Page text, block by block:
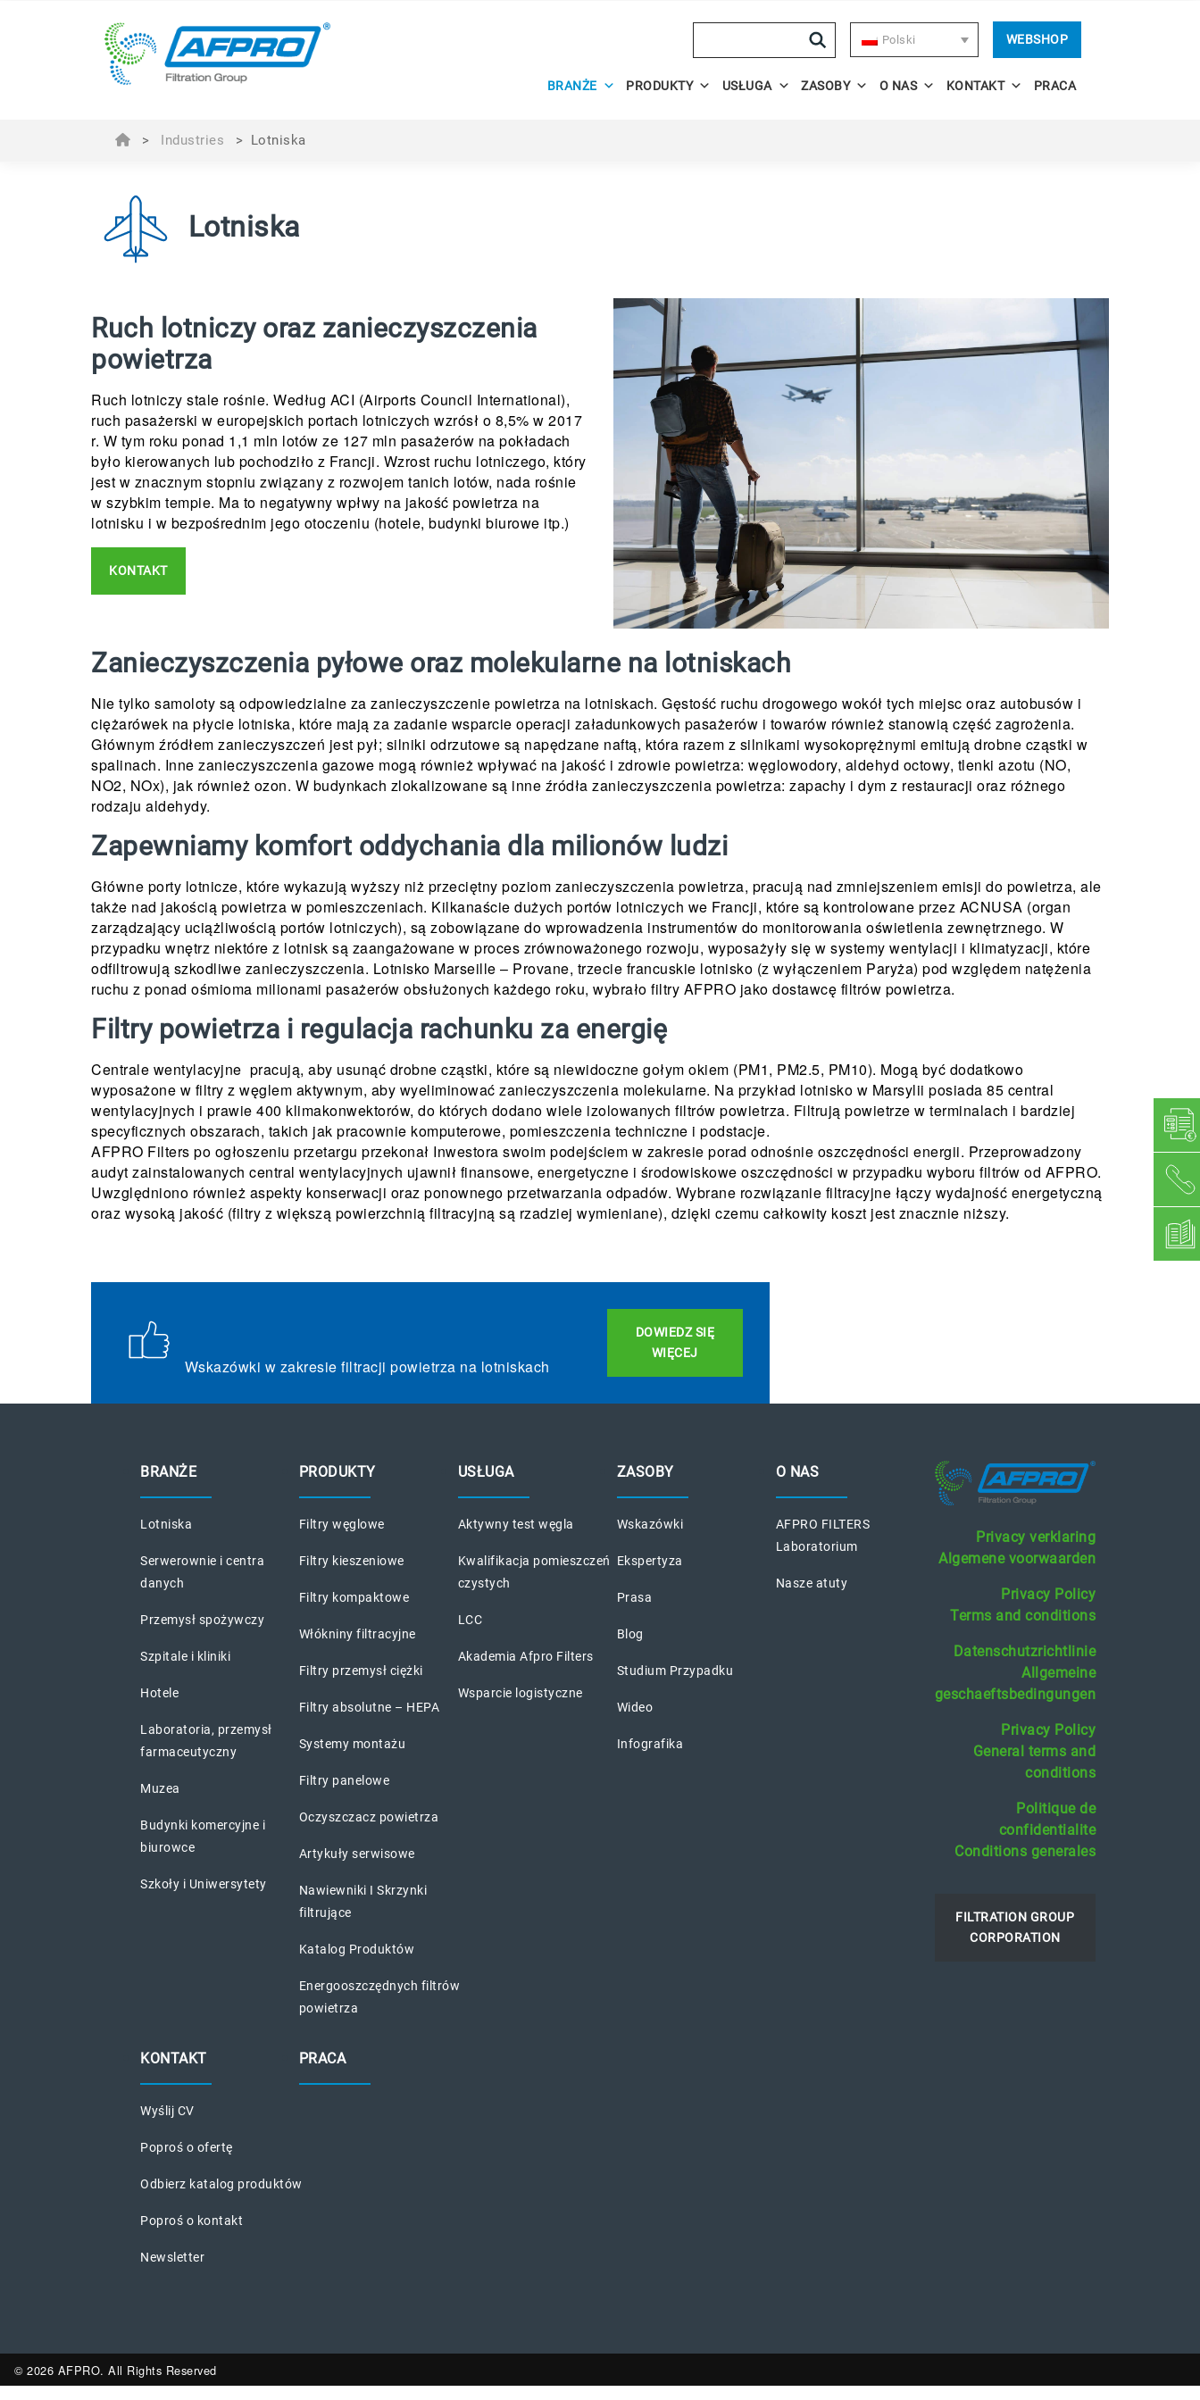
Polski WEBSHOP
BRANŻE PRODUKTY USŁUGA ZASOBY O NAS KONTAKT PRACA
> Industries > Lotniska
Lotniska
Ruch lotniczy oraz zanieczyszczenia
powietrza
Ruch lotniczy stale rośnie. Według ACI (Airports Council International),
ruch pasażerski w europejskich portach lotniczych wzrósł o 8,5% w 2017
r. W tym roku ponad 1,1 mln lotów ze 127 mln pasażerów na pokładach
było kierowanych lub pochodziło z Francji. Wzrost ruchu lotniczego, który
jest w znacznym stopniu związany z rozwojem tanich lotów, nada rośnie
w szybkim tempie. Ma to negatywny wpłwy na jakość powietrza na
lotnisku i w bezpośrednim jego otoczeniu (hotele, budynki biurowe itp.)
KONTAKT
Zanieczyszczenia pyłowe oraz molekularne na lotniskach
Nie tylko samoloty są odpowiedzialne za zanieczyszczenie powietrza na lotniskach. Gęstość ruchu drogowego wokół tych miejsc oraz autobusów i
ciężarówek na płycie lotniska, które mają za zadanie wsparcie operacji załadunkowych pasażerów i towarów również stanowią część zagrożenia.
Głównym źródłem zanieczyszczeń jest pył; silniki odrzutowe są napędzane naftą, która razem z silnikami wysokoprężnymi emitują drobne cząstki w
spalinach. Inne zanieczyszczenia gazowe mogą również wpływać na jakość i zdrowie powietrza: węglowodory, aldehyd octowy, tlenki azotu (NO,
NO2, NOx), jak również ozon. W budynkach zlokalizowane są inne źródła zanieczyszczenia powietrza: zapachy i dym z restauracji oraz różnego
rodzaju aldehydy.
Zapewniamy komfort oddychania dla milionów ludzi
Główne porty lotnicze, które wykazują wyższy niż przeciętny poziom zanieczyszczenia powietrza, pracują nad zmniejszeniem emisji do powietrza, ale
także nad jakością powietrza w pomieszczeniach. Kilkanaście dużych portów lotniczych we Francji, które są kontrolowane przez ACNUSA (organ
zarządzający uciążliwością portów lotniczych), są zobowiązane do wprowadzenia instrumentów do monitorowania oświetlenia zewnętrznego. W
przypadku wnętrz niektóre z lotnisk są zaangażowane w proces zrównoważonego rozwoju, wyposażyły się w systemy wentylacji i klimatyzacji, które
odfiltrowują szkodliwe zanieczyszczenia. Lotnisko Marseille – Provane, trzecie francuskie lotnisko (z wyłączeniem Paryża) pod względem natężenia
ruchu z ponad ośmioma milionami pasażerów obsłużonych każdego roku, wybrało filtry AFPRO jako dostawcę filtrów powietrza.
Filtry powietrza i regulacja rachunku za energię
Centrale wentylacyjne pracują, aby usunąć drobne cząstki, które są niewidoczne gołym okiem (PM1, PM2.5, PM10). Mogą być dodatkowo
wyposażone w filtry z węglem aktywnym, aby wyeliminować zanieczyszczenia molekularne. Na przykład lotnisko w Marsylii posiada 85 central
wentylacyjnych i prawie 400 klimakonwektorów, do których dodano wiele izolowanych filtrów powietrza. Filtrują powietrze w terminalach i bardziej
specyficznych obszarach, takich jak pracownie komputerowe, pomieszczenia techniczne i podstacje.
AFPRO Filters po ogłoszeniu przetargu przekonał Inwestora swoim podejściem w zakresie porad odnośnie oszczędności energii. Przeprowadzony
audyt zainstalowanych central wentylacyjnych ujawnił finansowe, energetyczne i środowiskowe oszczędności w przypadku wyboru filtrów od AFPRO.
Uwzględniono również aspekty konserwacji oraz ponownego przetwarzania odpadów. Wybrane rozwiązanie filtracyjne łączy wydajność energetyczną
oraz wysoką jakość (filtry z większą powierzchnią filtracyjną są rzadziej wymieniane), dzięki czemu całkowity koszt jest znacznie niższy.
Wskazówki w zakresie filtracji powietrza na lotniskach
DOWIEDZ SIĘ
WIĘCEJ
BRANŻE
Lotniska
Serwerownie i centra
danych
Przemysł spożywczy
Szpitale i kliniki
Hotele
Laboratoria, przemysł
farmaceutyczny
Muzea
Budynki komercyjne i
biurowce
Szkoły i Uniwersytety
PRODUKTY
Filtry węglowe
Filtry kieszeniowe
Filtry kompaktowe
Włókniny filtracyjne
Filtry przemysł ciężki
Filtry absolutne – HEPA
Systemy montażu
Filtry panelowe
Oczyszczacz powietrza
Artykuły serwisowe
Nawiewniki I Skrzynki
filtrujące
Katalog Produktów
Energooszczędnych filtrów
powietrza
USŁUGA
Aktywny test węgla
Kwalifikacja pomieszczeń
czystych
LCC
Akademia Afpro Filters
Wsparcie logistyczne
ZASOBY
Wskazówki
Ekspertyza
Prasa
Blog
Studium Przypadku
Wideo
Infografika
O NAS
AFPRO FILTERS
Laboratorium
Nasze atuty
KONTAKT
Wyślij CV
Poproś o ofertę
Odbierz katalog produktów
Poproś o kontakt
Newsletter
PRACA
Privacy verklaring
Algemene voorwaarden
Privacy Policy
Terms and conditions
Datenschutzrichtlinie
Allgemeine
geschaeftsbedingungen
Privacy Policy
General terms and
conditions
Politique de
confidentialite
Conditions generales
FILTRATION GROUP
CORPORATION
© 2026 AFPRO. All Rights Reserved